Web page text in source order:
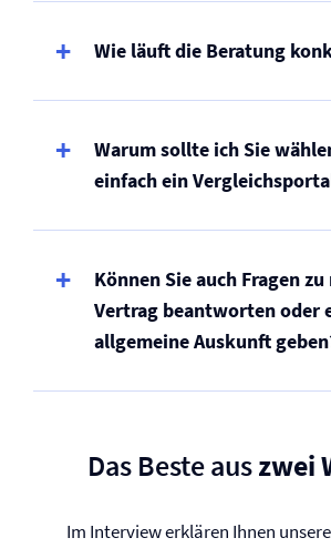
Wie läuft die Beratung
Warum sollte ich Sie
einfach ein
Können Sie auch Fragen
Vertrag beantworten oder
allgemeine Auskunft
Das Beste auszwei
Im Interview erklären Ihnen